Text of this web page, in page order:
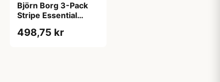
Björn Borg 3-Pack
Stripe Essential
(Lysblå/Navy/Striber)-
498,75 kr